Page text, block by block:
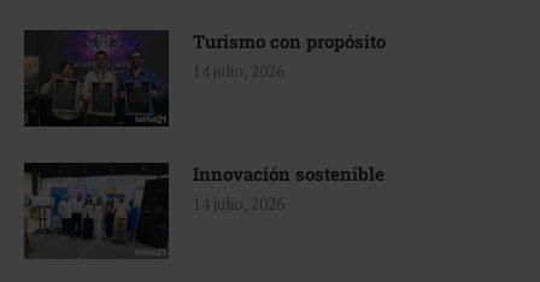
Turismo con propósito
14 julio, 2026
Innovación sostenible
14 julio, 2026